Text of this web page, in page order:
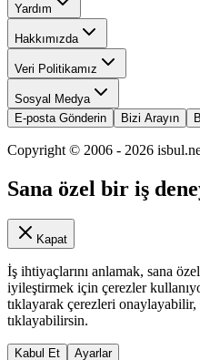
Yardım
Hakkımızda
Veri Politikamız
Sosyal Medya
E-posta Gönderin
Bizi Arayın
Copyright © 2006 - 2026
Sana özel bir iş
Kapat
İş ihtiyaçlarını anlamak, sana
iyileştirmek için çerezler
tıklayarak çerezleri
tıklayabilirsin.
Kabul Et Ayarlar